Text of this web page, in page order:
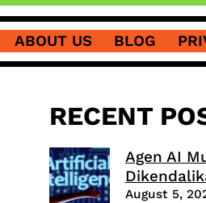
ABOUT US BLOG
RECENT
Agen AI
August 5,